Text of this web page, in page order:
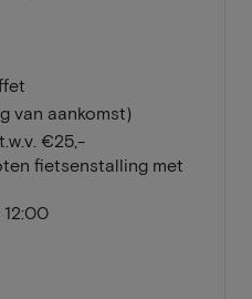
van aankomst)
€25,-
fietsenstalling met